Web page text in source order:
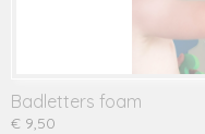
Badletters foam
€ 9,50